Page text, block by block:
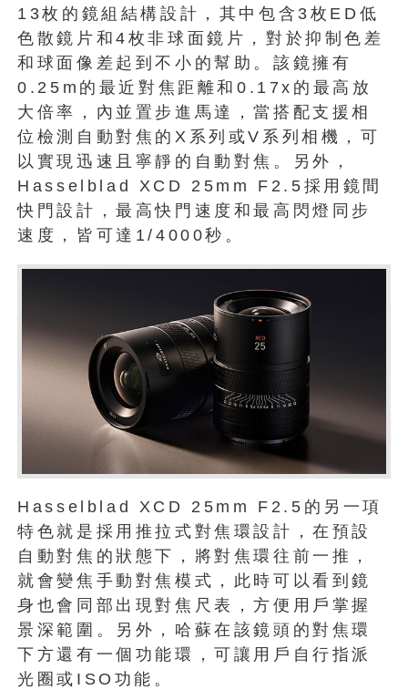
13枚的鏡組結構設計，其中包含3枚ED低
色散鏡片和4枚非球面鏡片，對於抑制色差
和球面像差起到不小的幫助。該鏡擁有
0.25m的最近對焦距離和0.17x的最高放
大倍率，內並置步進馬達，當搭配支援相
位檢測自動對焦的X系列或V系列相機，可
以實現迅速且寧靜的自動對焦。另外，
Hasselblad XCD 25mm F2.5採用鏡間
快門設計，最高快門速度和最高閃燈同步
速度，皆可達1/4000秒。
Hasselblad XCD 25mm F2.5的另一項
特色就是採用推拉式對焦環設計，在預設
自動對焦的狀態下，將對焦環往前一推，
就會變焦手動對焦模式，此時可以看到鏡
身也會同部出現對焦尺表，方便用戶掌握
景深範圍。另外，哈蘇在該鏡頭的對焦環
下方還有一個功能環，可讓用戶自行指派
光圈或ISO功能。